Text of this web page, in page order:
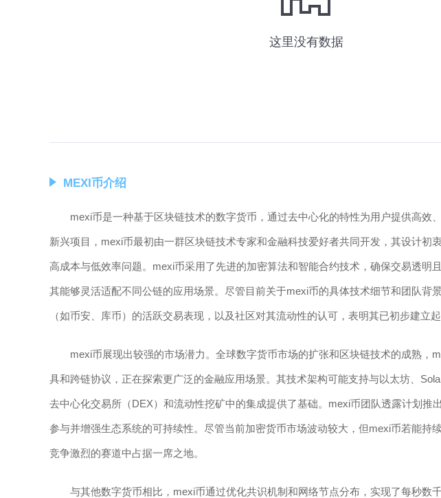
MEXI币介绍
mexi币是一种基于区块链技术的数字货币，通过去中心化的特性为用户提供高效
新兴项目，mexi币最初由一群区块链技术专家和金融科技爱好者共同开发，其设计初
高成本与低效率问题。mexi币采用了先进的加密算法和智能合约技术，确保交易透明
其能够灵活适配不同公链的应用场景。尽管目前关于mexi币的具体技术细节和团队背
（如币安、库币）的活跃交易表现，以及社区对其流动性的认可，表明其已初步建立起
mexi币展现出较强的市场潜力。全球数字货币市场的扩张和区块链技术的成熟，
具和跨链协议，正在探索更广泛的金融应用场景。其技术架构可能支持与以太坊、
去中心化交易所（DEX）和流动性挖矿中的集成提供了基础。mexi币团队透露计划推
参与并增强生态系统的可持续性。尽管当前加密货币市场波动较大，但mexi币若能持
竞争激烈的赛道中占据一席之地。
与其他数字货币相比，mexi币通过优化共识机制和网络节点分布，实现了每秒数